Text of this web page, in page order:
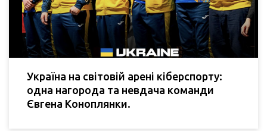
Україна на світовій арені кіберспорту:
одна нагорода та невдача команди
Євгена Коноплянки.